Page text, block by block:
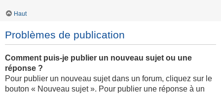
Haut
Problèmes de publication
Comment puis-je publier un nouveau sujet ou une
réponse ?
Pour publier un nouveau sujet dans un forum, cliquez sur le
bouton « Nouveau sujet ». Pour publier une réponse à un